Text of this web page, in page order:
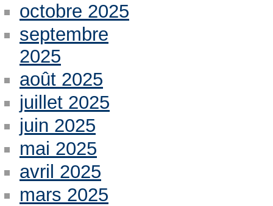
octobre 2025
septembre
2025
août 2025
juillet 2025
juin 2025
mai 2025
avril 2025
mars 2025